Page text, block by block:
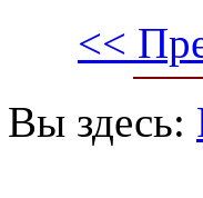
<<
Вы здесь: